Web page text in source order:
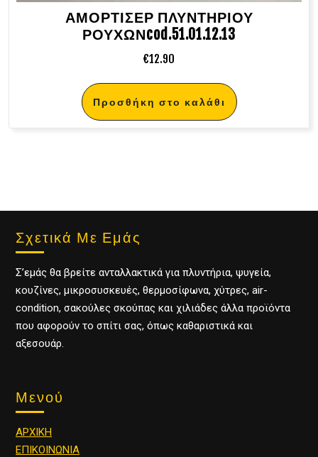
ΑΜΟΡΤΙΣΕΡ ΠΛΥΝΤΗΡΙΟΥ
ΡΟΥΧΩΝcod.51.01.12.13
€12.90
Προσθήκη στο καλάθι
Σχετικά Με Εμάς
Σ’εμάς θα βρείτε ανταλλακτικά για πλυντήρια, ψυγεία,
κουζίνες, μικροσυσκευές, θερμοσίφωνα, χύτρες, air-
condition, σακούλες σκούπας και χιλιάδες άλλα προϊόντα
που αφορούν το σπίτι σας, όπως καθαριστικά και
αξεσουάρ.
Μενού
ΑΡΧΙΚΗ
ΕΠΙΚΟΙΝΩΝΙΑ